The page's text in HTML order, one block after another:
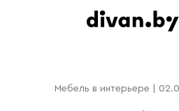
Мебель в интерьере